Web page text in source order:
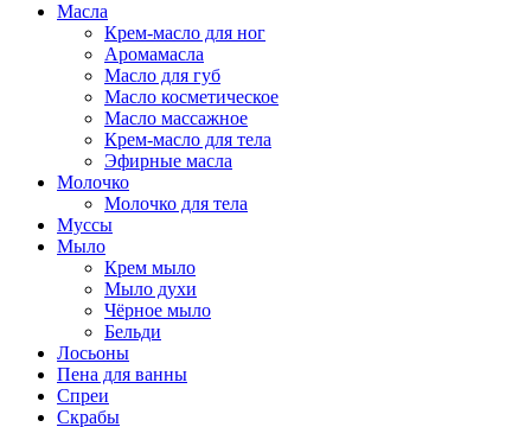
Масла
Крем-масло для ног
Аромамасла
Масло для губ
Масло косметическое
Масло массажное
Крем-масло для тела
Эфирные масла
Молочко
Молочко для тела
Муссы
Мыло
Крем мыло
Мыло духи
Чёрное мыло
Бельди
Лосьоны
Пена для ванны
Спреи
Скрабы